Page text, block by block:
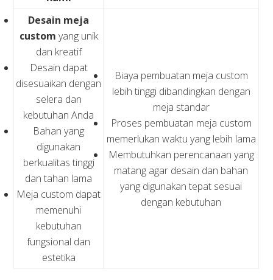
Desain meja
custom yang unik
dan kreatif
Desain dapat
disesuaikan dengan
selera dan
kebutuhan Anda
Bahan yang
digunakan
berkualitas tinggi
dan tahan lama
Meja custom dapat
memenuhi
kebutuhan
fungsional dan
estetika
Biaya pembuatan meja custom
lebih tinggi dibandingkan dengan
meja standar
Proses pembuatan meja custom
memerlukan waktu yang lebih lama
Membutuhkan perencanaan yang
matang agar desain dan bahan
yang digunakan tepat sesuai
dengan kebutuhan